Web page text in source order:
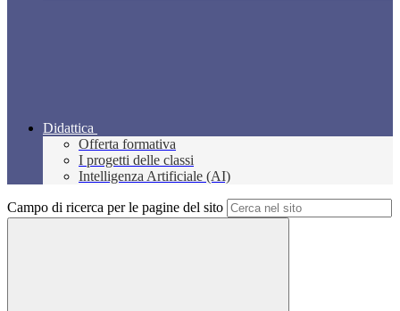
Didattica
Offerta formativa
I progetti delle classi
Intelligenza Artificiale (AI)
Campo di ricerca per le pagine del sito